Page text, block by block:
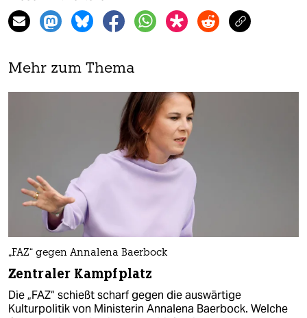
Mehr zum Thema
„FAZ“ gegen Annalena Baerbock
Zentraler Kampfplatz
Die „FAZ“ schießt scharf gegen die auswärtige
Kulturpolitik von Ministerin Annalena Baerbock. Welche